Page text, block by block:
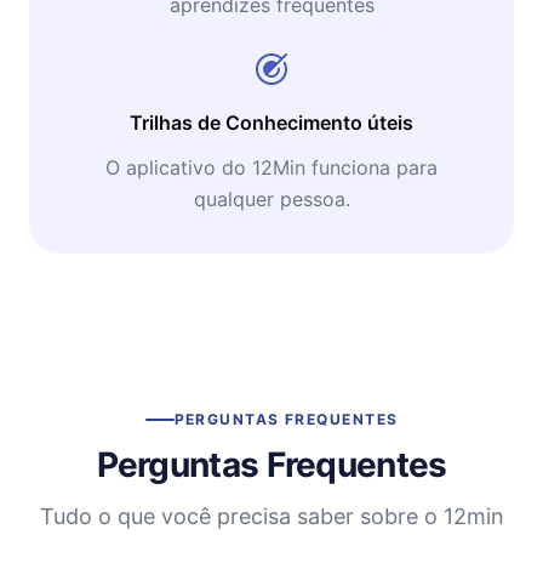
Trilhas de Conhecimento úteis
O aplicativo do 12Min funciona para
qualquer pessoa.
PERGUNTAS FREQUENTES
Perguntas Frequentes
Tudo o que você precisa saber sobre o 12min